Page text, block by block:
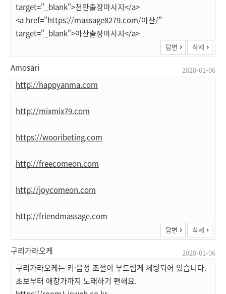
target="_blank">천안출장마사지</a>
<a href="https://massage8279.com/아산/"
target="_blank">아산출장마사지</a>
답변 삭제
Amosari 2020-01-06
http://happyanma.com
http://mixmix79.com
https://wooribeting.com
http://freecomeon.com
http://joycomeon.com
http://friendmassage.com
답변 삭제
구리가라오케 2020-01-06
구리가라오케는 키·음정 조절이 부드럽게 세팅되어 있습니다.
초보부터 애창가까지 노래하기 편해요.